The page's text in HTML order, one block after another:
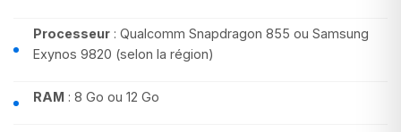
Processeur : Qualcomm Snapdragon 855 ou Samsung
Exynos 9820 (selon la région)
RAM : 8 Go ou 12 Go